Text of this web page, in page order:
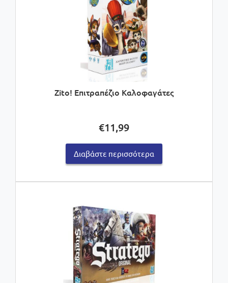
Zito! Επιτραπέζιο Καλοφαγάτες
€11,99
Διαβάστε περισσότερα